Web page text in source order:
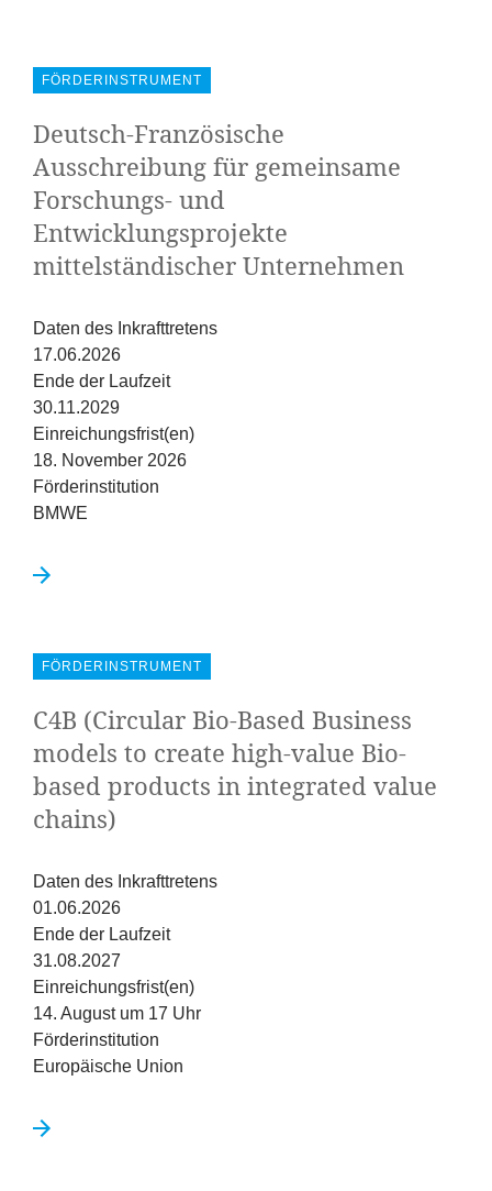
FÖRDERINSTRUMENT
Deutsch-Französische
Ausschreibung für gemeinsame
Forschungs- und
Entwicklungsprojekte
mittelständischer Unternehmen
Daten des Inkrafttretens
17.06.2026
Ende der Laufzeit
30.11.2029
Einreichungsfrist(en)
18. November 2026
Förderinstitution
BMWE
FÖRDERINSTRUMENT
C4B (Circular Bio-Based Business
models to create high-value Bio-
based products in integrated value
chains)
Daten des Inkrafttretens
01.06.2026
Ende der Laufzeit
31.08.2027
Einreichungsfrist(en)
14. August um 17 Uhr
Förderinstitution
Europäische Union